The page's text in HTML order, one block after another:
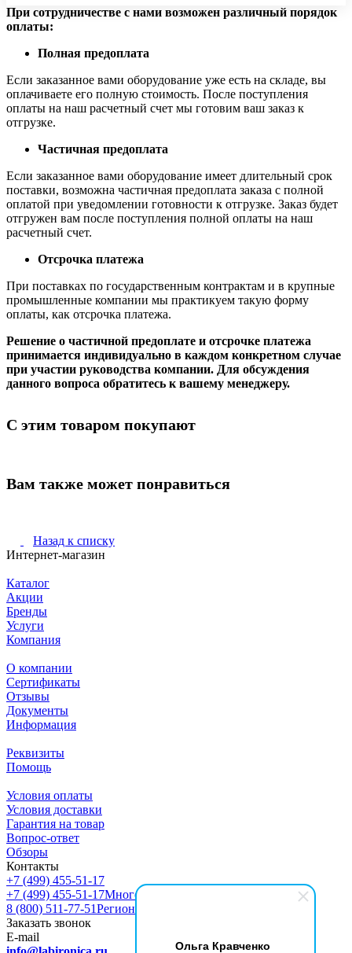
Ольга Кравченко
При сотрудничестве с нами возможен различный порядок
оплаты:
Полная предоплата
Если заказанное вами оборудование уже есть на складе, вы
оплачиваете его полную стоимость. После поступления
оплаты на наш расчетный счет мы готовим ваш заказ к
отгрузке.
Частичная предоплата
Если заказанное вами оборудование имеет длительный срок
поставки, возможна частичная предоплата заказа с полной
оплатой при уведомлении готовности к отгрузке. Заказ будет
отгружен вам после поступления полной оплаты на наш
расчетный счет.
Отсрочка платежа
При поставках по государственным контрактам и в крупные
промышленные компании мы практикуем такую форму
оплаты, как отсрочка платежа.
Решение о частичной предоплате и отсрочке платежа
принимается индивидуально в каждом конкретном случае
при участии руководства компании. Для обсуждения
данного вопроса обратитесь к вашему менеджеру.
С этим товаром покупают
Вам также может понравиться
Назад к списку
Интернет-магазин
Каталог
Акции
Бренды
Услуги
Компания
О компании
Сертификаты
Отзывы
Документы
Информация
Реквизиты
Помощь
Условия оплаты
Условия доставки
Гарантия на товар
Вопрос-ответ
Обзоры
Контакты
+7 (499) 455-51-17
+7 (499) 455-51-17Многоканальный
8 (800) 511-77-51Регионы РФ
Заказать звонок
E-mail